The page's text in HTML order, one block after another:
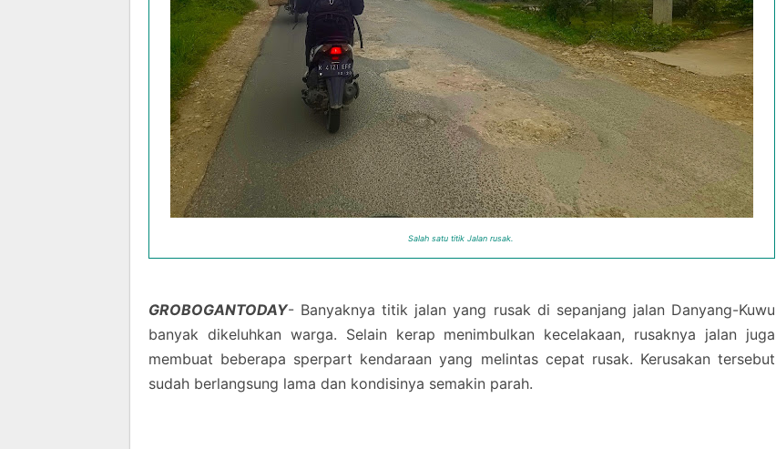
Salah satu titik Jalan rusak.
GROBOGANTODAY- Banyaknya titik jalan yang rusak di sepanjang jalan Danyang-Kuwu
banyak dikeluhkan warga. Selain kerap menimbulkan kecelakaan, rusaknya jalan juga
membuat beberapa sperpart kendaraan yang melintas cepat rusak. Kerusakan tersebut
sudah berlangsung lama dan kondisinya semakin parah.